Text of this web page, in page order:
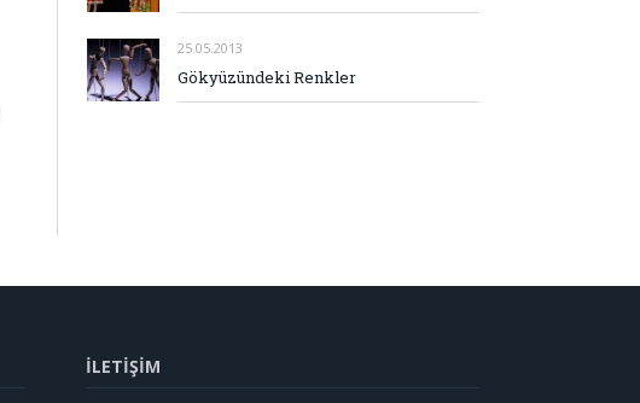
25.05.2013
Gökyüzündeki Renkler
İLETİŞİM